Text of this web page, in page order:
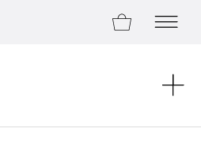
ZUM SHOPMENÜ